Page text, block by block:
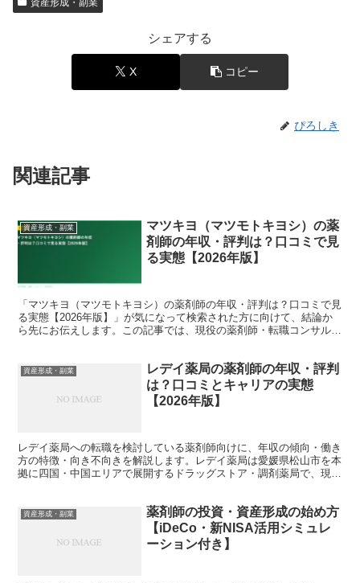
シェアする
X コピー
ぴろしき
関連記事
資産形成・副業
マツキヨ（マツモトキヨシ）の薬
剤師の年収・評判は？口コミで見
る実態【2026年版】
「マツキヨ（マツモトキヨシ）の薬剤師の年収・評判は？口コミで見
る実態【2026年版】」が気になって検索された方に向けて、結論か
ら先にお伝えします。この記事では、現役の薬剤師・転職コンサルタ
資産形成・副業
レデイ薬局の薬剤師の年収・評判
は？口コミとキャリアの実態
【2026年版】
レデイ薬局への転職を検討している薬剤師向けに、年収の傾向・働き
方の特徴・向き不向きを解説します。レデイ薬局は愛媛県松山市を本
拠に四国・中国エリアで展開するドラッグストア・調剤薬局で、現在
資産形成・副業
薬剤師の投資・資産形成の始め方
【iDeCo・新NISA活用シミュレ
ーション付き】